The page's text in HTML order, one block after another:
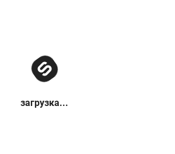
загрузка...